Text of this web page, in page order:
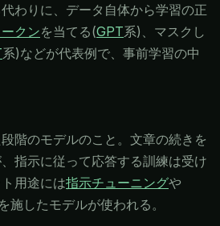
わりに、データ自体から学習の正
ークンを当てる(GPT系)、マスクし
系)などが代表例で、事前学習の中
階のモデルのこと。文章の続きを
指示に従って応答する訓練は受け
用途には指示チューニングや
を施したモデルが使われる。